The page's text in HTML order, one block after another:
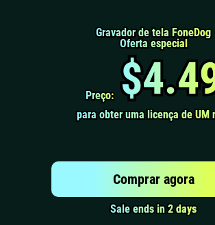
Gravador de tela FoneDog
Gravador de tela FoneDog
Oferta especial
Oferta especial
Preço:
Preço:
para obter uma licença de UM
para obter uma licença de UM
Sale ends in 2 days
Sale ends in 2 days
Comprar agora